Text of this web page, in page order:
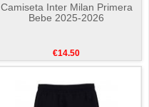
Camiseta Inter Milan Primera
Bebe 2025-2026
€14.50